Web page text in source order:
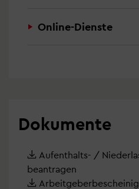
Online-Dienste
Dokumente
Aufenthalts- /
beantragen